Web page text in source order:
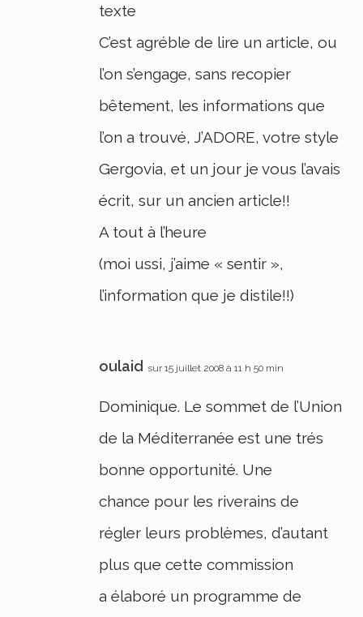
texte
C’est agréble de lire un article, ou
l’on s’engage, sans recopier
bêtement, les informations que
l’on a trouvé, J’ADORE, votre style
Gergovia, et un jour je vous l’avais
écrit, sur un ancien article!!
A tout à l’heure
(moi ussi, j’aime « sentir »,
l’information que je distile!!)
oulaid sur 15 juillet 2008 à 11 h 50 min
Dominique. Le sommet de l’Union
de la Méditerranée est une trés
bonne opportunité. Une
chance pour les riverains de
régler leurs problèmes, d’autant
plus que cette commission
a élaboré un programme de